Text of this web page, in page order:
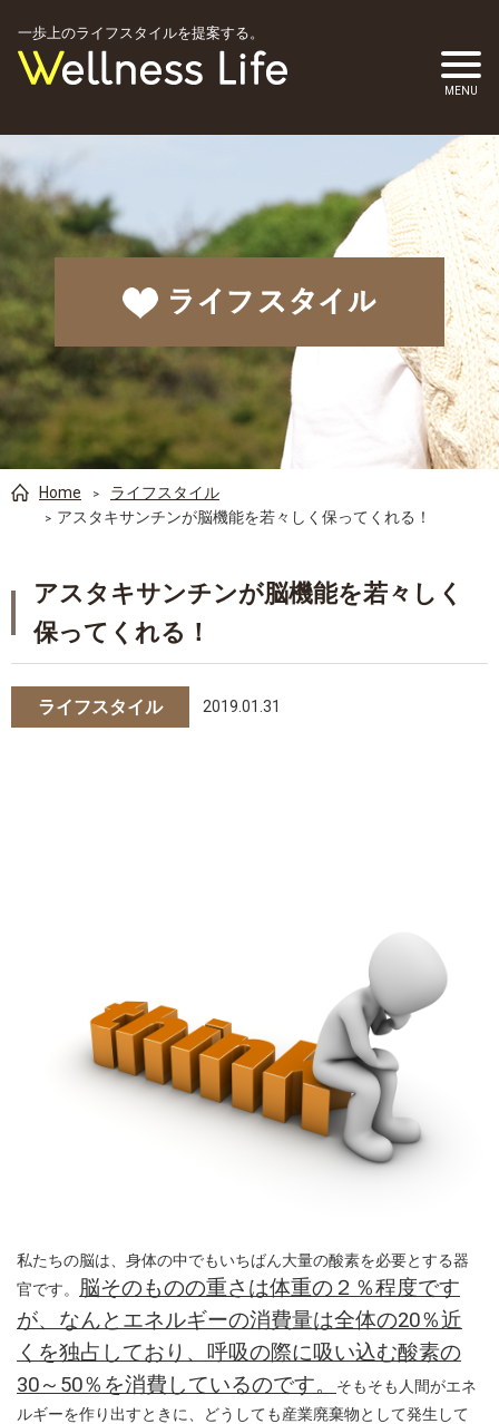
一歩上のライフスタイルを提案する。
Home
ライフスタイル
アスタキサンチンが脳機能を若々しく保ってくれる！
アスタキサンチンが脳機能を若々しく
保ってくれる！
ライフスタイル 2019.01.31
私たちの脳は、身体の中でもいちばん大量の酸素を必要とする器
官です。
脳そのものの重さは体重の２％程度です
が、なんとエネルギーの消費量は全体の20％近
くを独占しており、呼吸の際に吸い込む酸素の
30～50％を消費しているのです。
そもそも人間がエネ
ルギーを作り出すときに、どうしても産業廃棄物として発生して